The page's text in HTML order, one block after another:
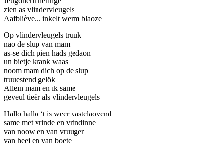
zien as vlindervleugels
Aafbliève... inkelt werm blaoze
Op vlindervleugels truuk
nao de slup van mam
as-se dich pien hads gedaon
un bietje krank waas
noom mam dich op de slup
truuestend gelök
Allein mam en ik same
geveul tieër als vlindervleugels
Hallo hallo ‘t is weer vastelaovend
same met vrinde en vrindinne
van noow en van vruuger
van heej en van boete